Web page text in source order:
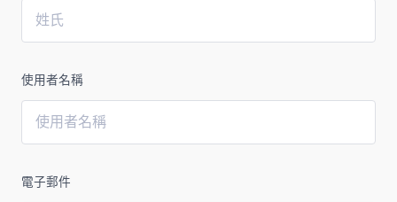
使用者名稱
電子郵件